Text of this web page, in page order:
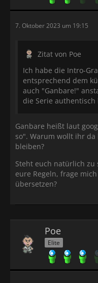
7. Oktober 2023 um 19:15
Zitat von Poe
Ich habe die Intro-
entsprechend dem
auch "Ganbare!"
die Serie authentisch
Ganbare heißt laut
so". Warum wollt ihr
bleiben?
Steht euch natürlich zu
eure Regeln, frage
übersetzen?
Poe
Elite